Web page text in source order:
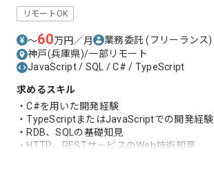
リモートOK
〜60万円／月 業務委託(フリーランス)
神戸(兵庫県)/一部リモート
JavaScript / SQL / C# / TypeScript
求めるスキル
・C#を用いた開発経験
・TypeScriptまたはJavaScriptでの開発経験
・RDB、SQLの基礎知見
・HTTP、RESTサービスのWeb技術知見